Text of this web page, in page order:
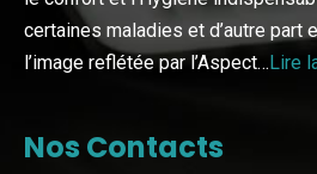
certaines maladies et d’autre part
l’image reflétée par l’Aspect…Lire
Nos Contacts